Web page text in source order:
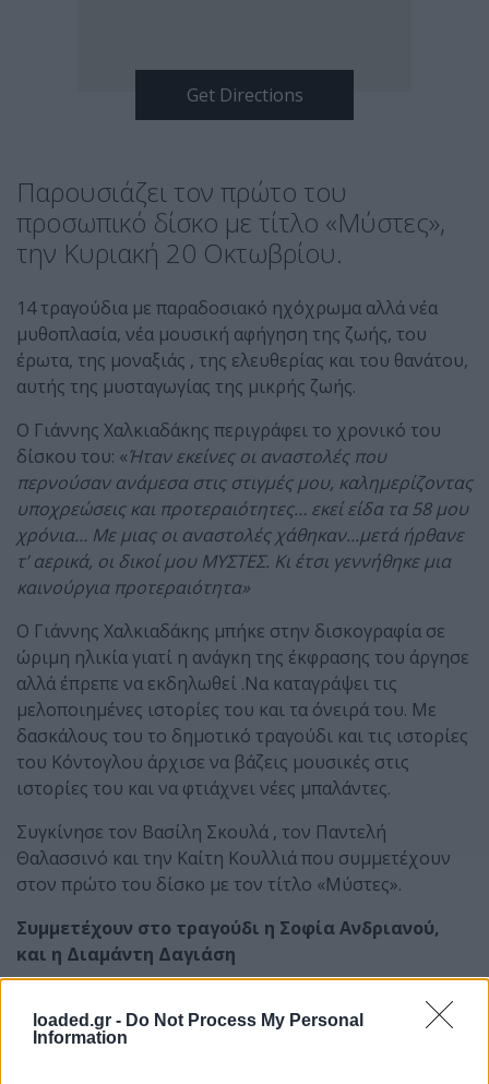
loaded.gr - Do Not Process My Personal
Information
Παρουσιάζει τον πρώτο του
προσωπικό δίσκο με τίτλο «Μύστες»,
την Κυριακή 20 Οκτωβρίου.
14 τραγούδια με παραδοσιακό ηχόχρωμα αλλά νέα
μυθοπλασία, νέα μουσική αφήγηση της ζωής, του
έρωτα, της μοναξιάς , της ελευθερίας και του θανάτου,
αυτής της μυσταγωγίας της μικρής ζωής.
Ο Γιάννης Χαλκιαδάκης περιγράφει το χρονικό του
δίσκου του: «Ήταν εκείνες οι αναστολές που
περνούσαν ανάμεσα στις στιγμές μου, καλημερίζοντας
υποχρεώσεις και προτεραιότητες… εκεί είδα τα 58 μου
χρόνια… Με μιας οι αναστολές χάθηκαν...μετά ήρθανε
τ’ αερικά, οι δικοί μου ΜΥΣΤΕΣ. Κι έτσι γεννήθηκε μια
καινούργια προτεραιότητα»
Ο Γιάννης Χαλκιαδάκης μπήκε στην δισκογραφία σε
ώριμη ηλικία γιατί η ανάγκη της έκφρασης του άργησε
αλλά έπρεπε να εκδηλωθεί .Να καταγράψει τις
μελοποιημένες ιστορίες του και τα όνειρά του. Με
δασκάλους του το δημοτικό τραγούδι και τις ιστορίες
του Κόντογλου άρχισε να βάζεις μουσικές στις
ιστορίες του και να φτιάχνει νέες μπαλάντες.
Συγκίνησε τον Βασίλη Σκουλά , τον Παντελή
Θαλασσινό και την Καίτη Κουλλιά που συμμετέχουν
στον πρώτο του δίσκο με τον τίτλο «Μύστες».
Συμμετέχουν στο τραγούδι η Σοφία Ανδριανού,
και η Διαμάντη Δαγιάση